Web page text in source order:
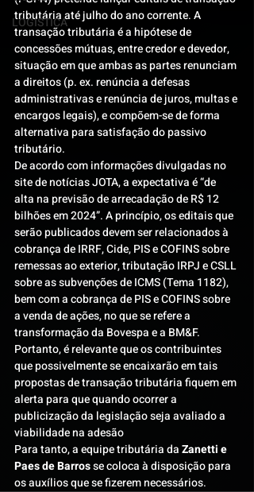
LOGISTICA
tributária até julho do ano corrente. A
transação tributária é a hipótese de
concessões mútuas, entre credor e devedor,
situação em que ambas as partes renunciam
a direitos (p. ex. renúncia a defesas
administrativas e renúncia de juros, multas e
encargos legais), e compõem-se de forma
alternativa para satisfação do passivo
tributário.
De acordo com informações divulgadas no
site de notícias JOTA, a expectativa é “de
alta na previsão de arrecadação de R$ 12
bilhões em 2024”. A princípio, os editais que
serão publicados devem ser relacionados à
cobrança de IRRF, Cide, PIS e COFINS sobre
remessas ao exterior, tributação IRPJ e CSLL
sobre as subvenções de ICMS (Tema 1182),
bem com a cobrança de PIS e COFINS sobre
a venda de ações, no que se refere a
transformação da Bovespa e a BM&F.
Portanto, é relevante que os contribuintes
que possivelmente se encaixarão em tais
propostas de transação tributária fiquem em
alerta para que quando ocorrer a
publicização da legislação seja avaliado a
viabilidade na adesão
Para tanto, a equipe tributária da Zanetti e
Paes de Barros se coloca à disposição para
os auxílios que se fizerem necessários.